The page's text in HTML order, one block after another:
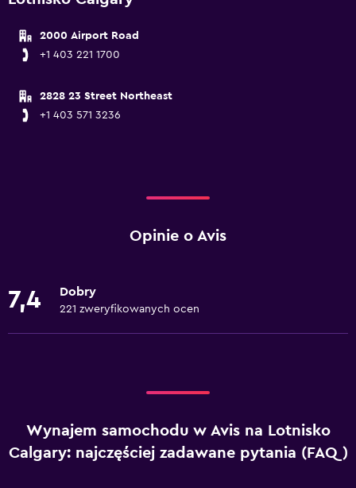
2000 Airport Road
+1 403 221 1700
2828 23 Street Northeast
+1 403 571 3236
Opinie o Avis
7,4 Dobry
221 zweryfikowanych ocen
Wynajem samochodu w Avis na Lotnisko
Calgary: najczęściej zadawane pytania (FAQ)